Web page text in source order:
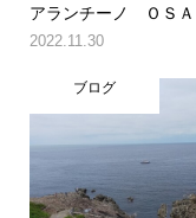
アランチーノ ＯＳＡ
2022.11.30
ブログ